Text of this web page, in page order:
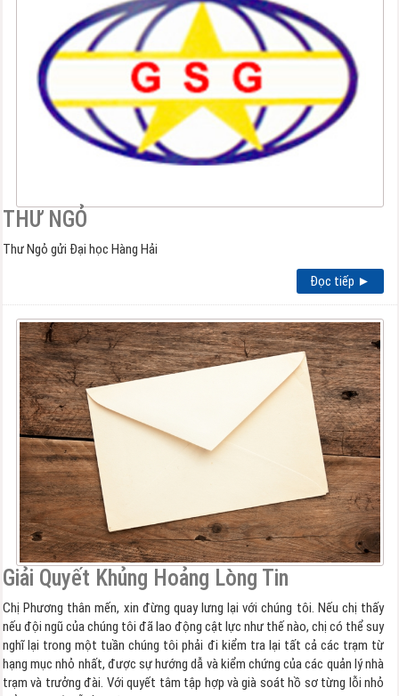
THƯ NGỎ
Thư Ngỏ gửi Đại học Hàng Hải
Đọc tiếp ►
Giải Quyết Khủng Hoảng Lòng Tin
Chị Phương thân mến, xin đừng quay lưng lại với chúng tôi. Nếu chị thấy
nếu đội ngũ của chúng tôi đã lao động cật lực như thế nào, chị có thể suy
nghĩ lại trong một tuần chúng tôi phải đi kiểm tra lại tất cả các trạm từ
hạng mục nhỏ nhất, được sự hướng dẫ và kiểm chứng của các quản lý nhà
trạm và trưởng đài. Với quyết tâm tập hợp và già soát hồ sơ từng lỗi nhỏ